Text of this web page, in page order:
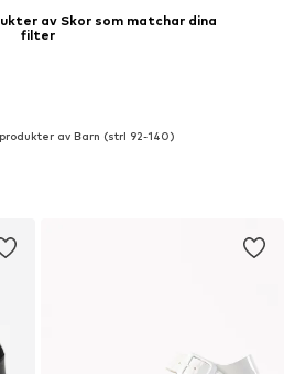
av Skor som matchar dina
filter
av Barn (strl 92-140)